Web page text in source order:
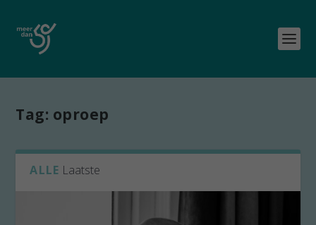
Tag: oproep
ALLE Laatste